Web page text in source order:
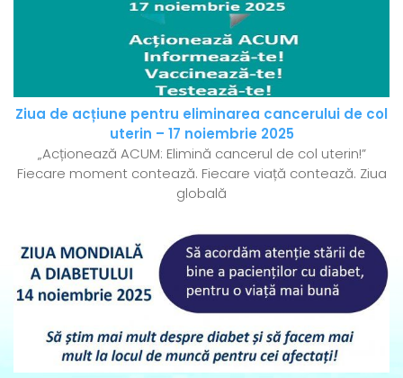
Ziua de acțiune pentru eliminarea cancerului de col
uterin – 17 noiembrie 2025
„Acționează ACUM: Elimină cancerul de col uterin!”
Fiecare moment contează. Fiecare viață contează. Ziua
globală